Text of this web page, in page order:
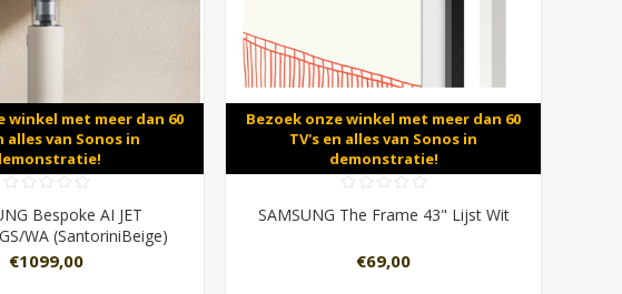
winkel met meer dan 60
alles van Sonos in
Bespoke AI JET
WA (SantoriniBeige)
€1099,00
Bezoek onze winkel met meer dan 60
TV's en alles van Sonos in
demonstratie!
SAMSUNG The Frame 43" Lijst Wit
€69,00